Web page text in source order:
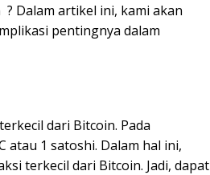
Dalam artikel ini, kami akan
pentingnya dalam
dari Bitcoin. Pada
atau 1 satoshi. Dalam hal ini,
terkecil dari Bitcoin. Jadi, dapat